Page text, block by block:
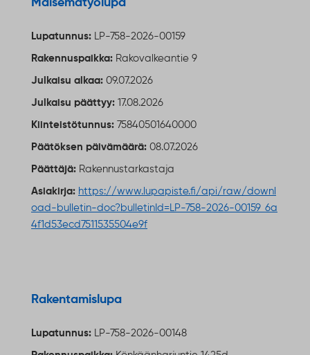
Maisematyölupa
Lupatunnus: LP-758-2026-00159
Rakennuspaikka: Rakovalkeantie 9
Julkaisu alkaa: 09.07.2026
Julkaisu päättyy: 17.08.2026
Kiinteistötunnus: 75840501640000
Päätöksen päivämäärä: 08.07.2026
Päättäjä: Rakennustarkastaja
Asiakirja: https://www.lupapiste.fi/api/raw/downl
oad-bulletin-doc?bulletinId=LP-758-2026-00159_6a
4f1d53ecd7511535504e9f
RakentamislupaUlkoinen linkki
Lupatunnus: LP-758-2026-00148